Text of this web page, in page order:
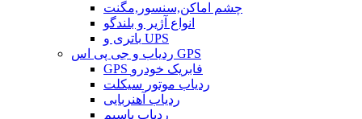
چشم اماکن,سنسور,مگنت
انواع آژیر و بلندگو
باتری و UPS
ردیاب و جی پی اس GPS
GPS فابریک خودرو
ردیاب موتور سیکلت
ردیاب آهنربایی
ردیاب باسیم